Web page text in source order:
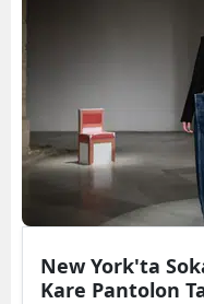
New York'ta
Kare Pantolon